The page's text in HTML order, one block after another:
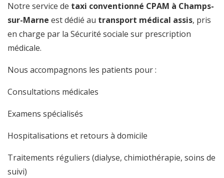
Notre service de taxi conventionné CPAM à Champs-
sur-Marne est dédié au transport médical assis, pris
en charge par la Sécurité sociale sur prescription
médicale.
Nous accompagnons les patients pour :
Consultations médicales
Examens spécialisés
Hospitalisations et retours à domicile
Traitements réguliers (dialyse, chimiothérapie, soins de
suivi)